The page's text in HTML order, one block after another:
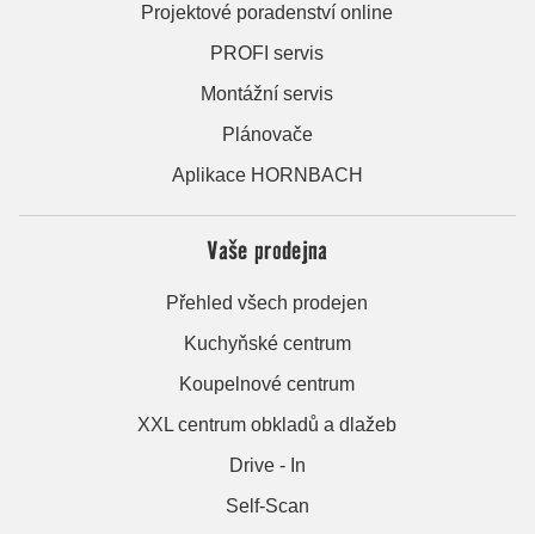
Projektové poradenství online
PROFI servis
Montážní servis
Plánovače
Aplikace HORNBACH
Vaše prodejna
Přehled všech prodejen
Kuchyňské centrum
Koupelnové centrum
XXL centrum obkladů a dlažeb
Drive - In
Self-Scan